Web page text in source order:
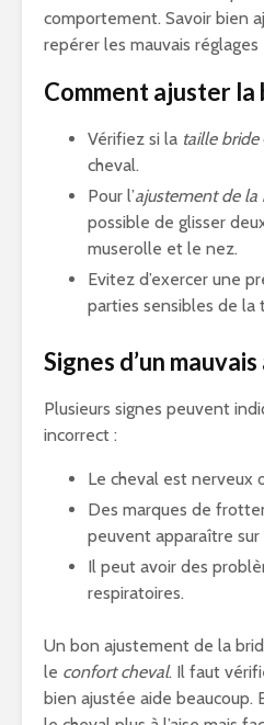
comportement. Savoir bien
repérer les mauvais
Comment ajuster la
Vérifiez si la taille bride
cheval.
Pour l’ajustement de la
possible de glisser
muserolle et le nez.
Evitez d’exercer une
parties sensibles de la
Signes d’un
Plusieurs signes peuvent
incorrect :
Le cheval est nerveux
Des marques de
peuvent apparaître
Il peut avoir des
respiratoires.
Un bon ajustement de la
le confort cheval. Il faut
bien ajustée aide